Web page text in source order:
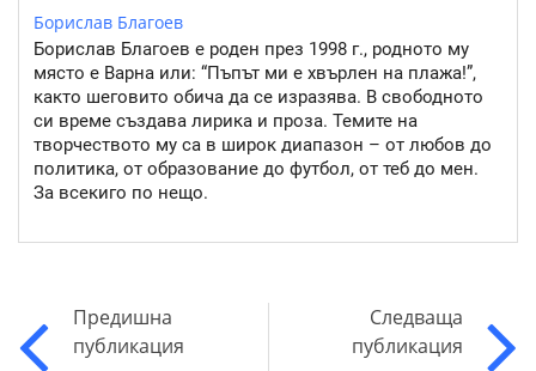
Борислав Благоев
Борислав Благоев е роден през 1998 г., родното му
място е Варна или: “Пъпът ми е хвърлен на плажа!”,
както шеговито обича да се изразява. В свободното
си време създава лирика и проза. Темите на
творчеството му са в широк диапазон – от любов до
политика, от образование до футбол, от теб до мен.
За всекиго по нещо.
Предишна
публикация
Следваща
публикация